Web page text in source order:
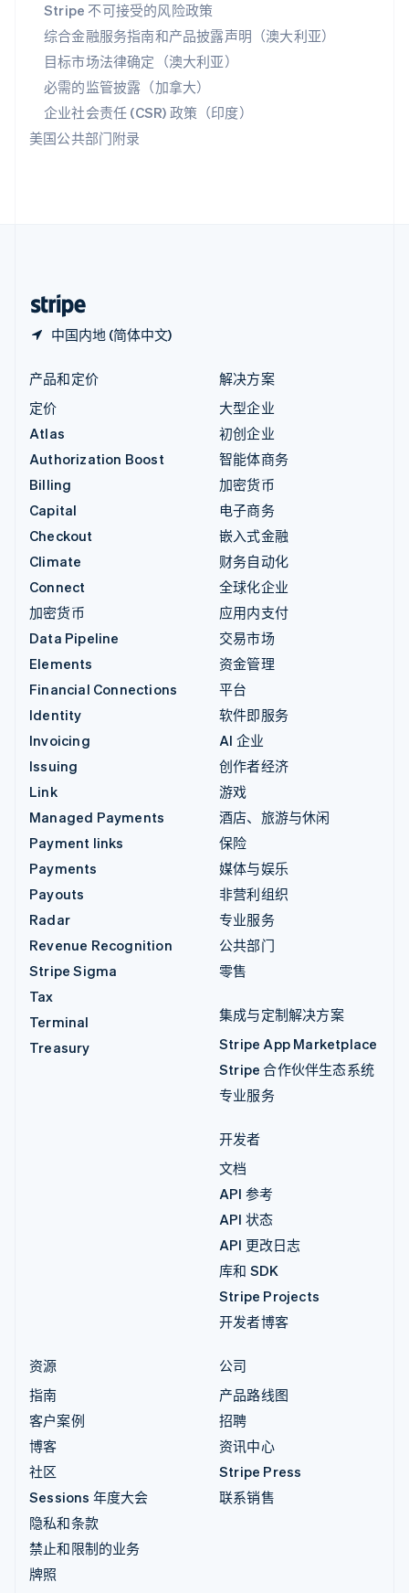
Stripe 不可接受的风险政策
综合金融服务指南和产品披露声明（澳大利亚）
目标市场法律确定（澳大利亚）
必需的监管披露（加拿大）
企业社会责任 (CSR) 政策（印度）
美国公共部门附录
中国内地 (简体中文)
新西兰
English
匈牙利
English
意大利
ItalianoEnglish
English
产品和定价
定价
Atlas
Authorization Boost
Billing
Capital
Checkout
Climate
Connect
加密货币
Data Pipeline
Elements
Financial Connections
Identity
Invoicing
Issuing
Link
Managed Payments
Payment links
Payments
Payouts
Radar
Revenue Recognition
Stripe Sigma
Tax
Terminal
Treasury
解决方案
大型企业
初创企业
智能体商务
加密货币
电子商务
嵌入式金融
财务自动化
全球化企业
应用内支付
交易市场
资金管理
平台
软件即服务
AI 企业
创作者经济
游戏
酒店、旅游与休闲
保险
媒体与娱乐
非营利组织
专业服务
公共部门
零售
集成与定制解决方案
Stripe App Marketplace
Stripe 合作伙伴生态系统
专业服务
开发者
文档
API 参考
API 状态
API 更改日志
库和 SDK
Stripe Projects
开发者博客
资源
指南
客户案例
博客
社区
Sessions 年度大会
隐私和条款
禁止和限制的业务
牌照
公司
产品路线图
招聘
资讯中心
Stripe Press
联系销售